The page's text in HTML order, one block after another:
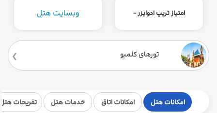
امتیاز تریپ ادوایزر - وبسایت هتل
تورهای کلمبو
امکانات هتل امکانات اتاق خدمات هتل تفریحات